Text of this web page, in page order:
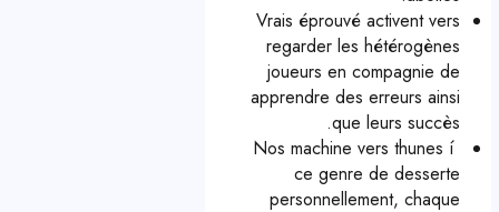
Vrais éprouvé activent vers
regarder les hétérogènes
joueurs en compagnie de
apprendre des erreurs ainsi
que leurs succès.
Nos machine vers thunes í
ce genre de desserte
personnellement, chaque